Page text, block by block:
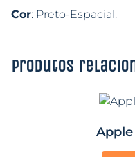
Cor: Preto-Espacial.
Produtos
Apple